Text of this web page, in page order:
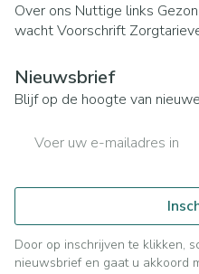
Over ons Nuttige links
wachtVoorschrift
Nieuwsbrief
Blijf op de hoogte van
Door op inschrijven te klikken,
nieuwsbrief en gaat u akkoord